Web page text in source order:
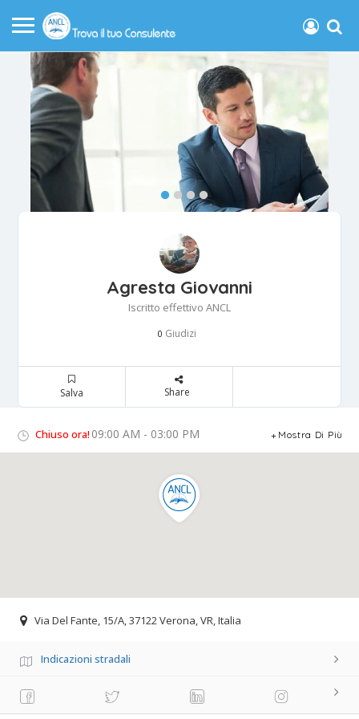
Agresta Giovanni
Iscritto effettivo ANCL
0 Giudizi
Salva Share
Chiuso ora! 09:00 AM - 03:00 PM Mostra Di Più
Via Del Fante, 15/A, 37122 Verona, VR, Italia
Indicazioni stradali